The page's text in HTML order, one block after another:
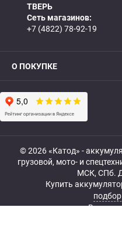
ТВЕРЬ
Сеть магазинов:
+7 (4822) 78-92-19
О ПОКУПКЕ
© 2026 «Катод» -
грузовой, мото- и
МСК, СПб.
Купить
Все